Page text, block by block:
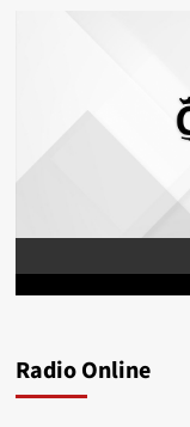
Radio Online